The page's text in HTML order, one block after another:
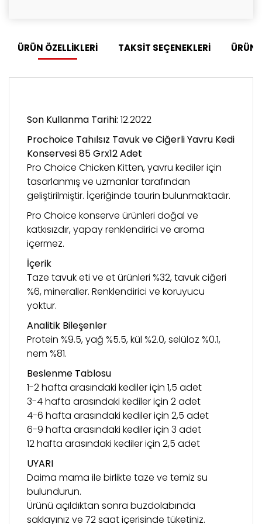
ÜRÜN ÖZELLİKLERİ TAKSİT SEÇENEKLERİ ÜRÜN
Son Kullanma Tarihi: 12.2022
Prochoice Tahılsız Tavuk ve Ciğerli Yavru Kedi
Konservesi 85 Grx12 Adet
Pro Choice Chicken Kitten, yavru kediler için
tasarlanmış ve uzmanlar tarafından
geliştirilmiştir. İçeriğinde taurin bulunmaktadır.
Pro Choice konserve ürünleri doğal ve
katkısızdır, yapay renklendirici ve aroma
içermez.
İçerik
Taze tavuk eti ve et ürünleri %32, tavuk ciğeri
%6, mineraller. Renklendirici ve koruyucu
yoktur.
Analitik Bileşenler
Protein %9.5, yağ %5.5, kül %2.0, selüloz %0.1,
nem %81.
Beslenme Tablosu
1-2 hafta arasındaki kediler için 1,5 adet
3-4 hafta arasındaki kediler için 2 adet
4-6 hafta arasındaki kediler için 2,5 adet
6-9 hafta arasındaki kediler için 3 adet
12 hafta arasındaki kediler için 2,5 adet
UYARI
Daima mama ile birlikte taze ve temiz su
bulundurun.
Ürünü açıldıktan sonra buzdolabında
saklayınız ve 72 saat içerisinde tüketiniz.